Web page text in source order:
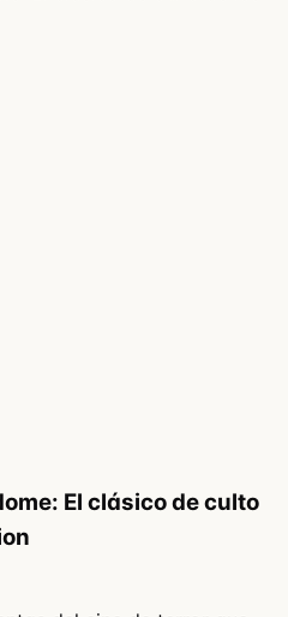
El clásico de culto